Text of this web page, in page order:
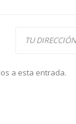
a esta entrada.